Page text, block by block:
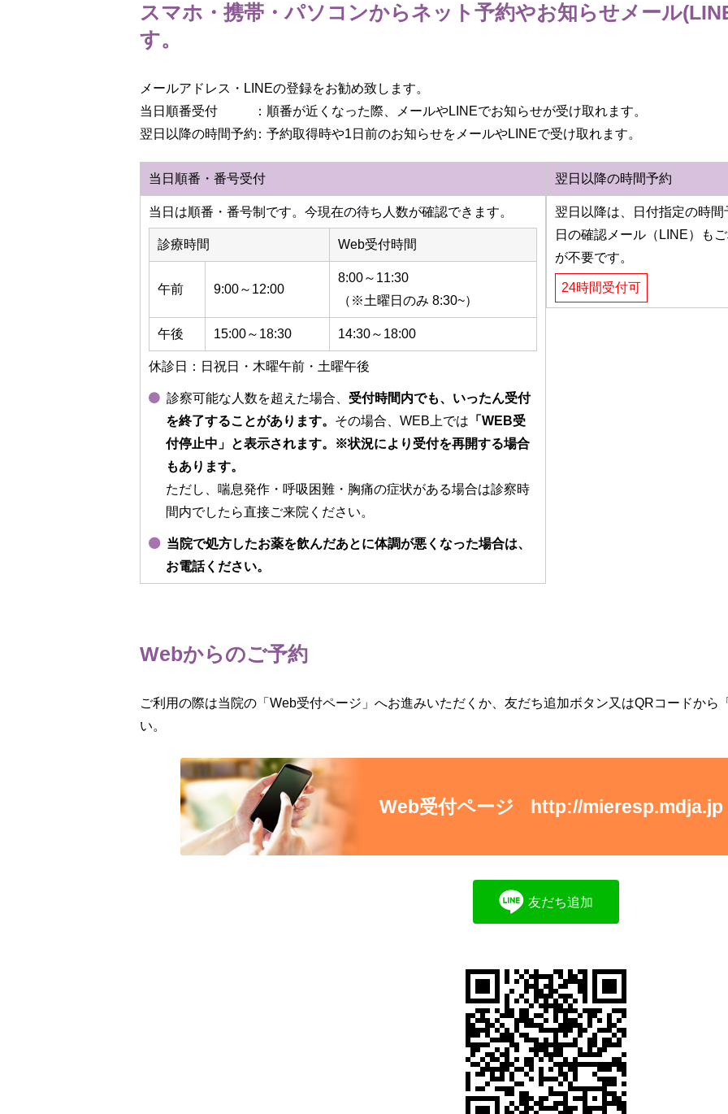
スマホ・携帯・パソコンからネット予約やお知らせメール
す。
メールアドレス・LINEの登録をお勧め致します。
当日順番受付
：順番が近くなった際、メールやLINEでお知らせが受け取れます。
翌日以降の時間予約：予約取得時や1日前のお知らせをメールやLINEで受け取れます。
当日順番・番号受付
当日は順番・番号制です。今現在の待ち人数が確認できます。
診療時間 Web受付時間
午前 9:00～ 12:00
8:00～11:30
（※土曜日のみ 8:30~）
午後 15:00～ 18:30 14:30～18:00
休診日：日祝日・木曜午前・土曜午後
診察可能な人数を超えた場合、 受付時間内でも、いったん受付
を終了することがあります。 その場合、WEB上では 「WEB受
付停止中」と表示されます。※状況により受付を再開する場合
もあります。
ただし、喘息発作・呼吸困難・胸痛の症状がある場合は診察時
間内でしたら直接ご来院ください。
当院で処方したお薬を飲んだあとに体調が悪くなった場合は、
お電話ください。
翌日以降の時間予約
翌日以降は、日付指定の時
日の確認メール（LINE）も
が不要です。
24時間受付可
Webからのご予約
ご利用の際は当院の「Web受付ページ」へお進みいただくか、友だち追加ボタン又はQRコードから
い。
Web受付ページ http://mieresp.mdja.jp
友だち追加